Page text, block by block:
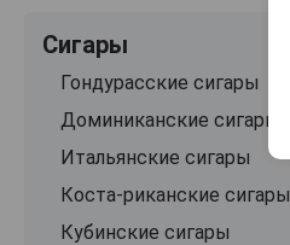
Сигары
Гондурасские сигары
Доминиканские сигары
Итальянские сигары
Коста-риканские сигары
Кубинские сигары